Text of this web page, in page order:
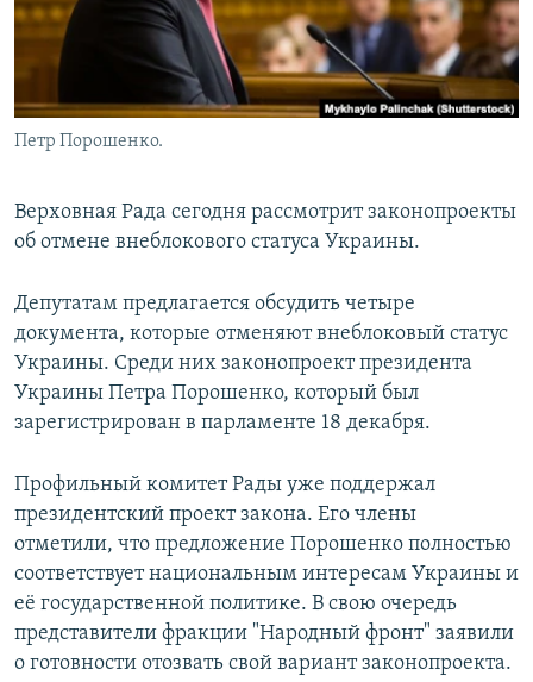
Петр Порошенко.
Верховная Рада сегодня рассмотрит законопроекты
об отмене внеблокового статуса Украины.
Депутатам предлагается обсудить четыре
документа, которые отменяют внеблоковый статус
Украины. Среди них законопроект президента
Украины Петра Порошенко, который был
зарегистрирован в парламенте 18 декабря.
Профильный комитет Рады уже поддержал
президентский проект закона. Его члены
отметили, что предложение Порошенко полностью
соответствует национальным интересам Украины и
её государственной политике. В свою очередь
представители фракции "Народный фронт" заявили
о готовности отозвать свой вариант законопроекта.